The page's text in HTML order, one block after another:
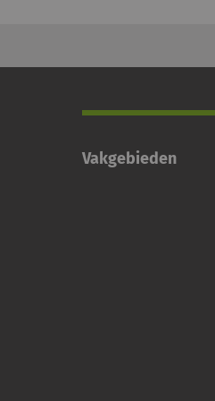
Vakgebieden